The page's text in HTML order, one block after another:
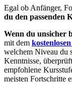
Egal ob Anfänger,
du den passenden
Wenn du unsicher
mit dem
welchem Niveau du
Kenntnisse,
empfohlene
meisten Fortschritte